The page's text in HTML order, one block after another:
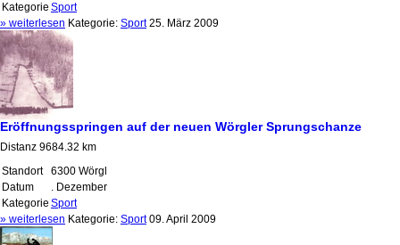
Kategorie Sport
» weiterlesen Kategorie: Sport 25. März 2009
Eröffnungsspringen auf der neuen Wörgler Sprungschanze
Distanz 9684.32 km
Standort
6300 Wörgl
Datum
. Dezember
Kategorie Sport
» weiterlesen Kategorie: Sport 09. April 2009